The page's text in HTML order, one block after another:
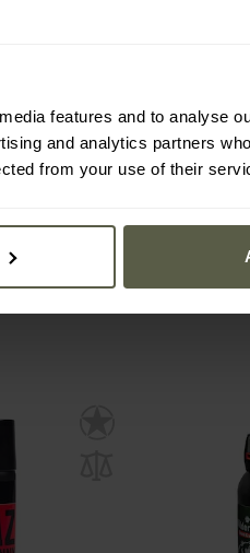
features and to analyse
and analytics partners
from your use of their
împotriva
Pepper
ml - jet
Spray cu
animalelor
Man
59,63 Lei